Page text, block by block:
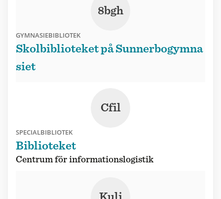
8bgh
GYMNASIEBIBLIOTEK
Skolbiblioteket på Sunnerbogymna
siet
Cfil
SPECIALBIBLIOTEK
Biblioteket
Centrum för informationslogistik